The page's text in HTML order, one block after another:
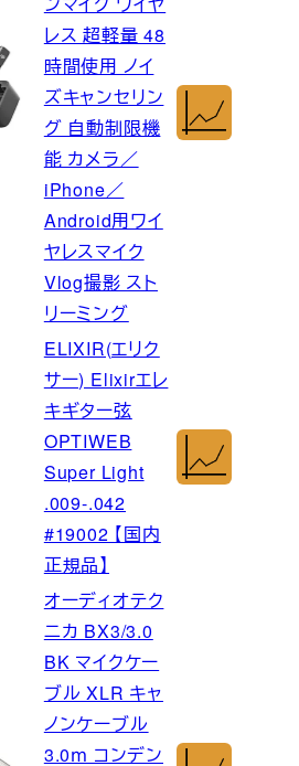
レス 超軽量 48
時間使用 ノイ
ズキャンセリン
グ 自動制限機
能 カメラ／
iPhone／
Android用ワイ
ヤレスマイク
Vlog撮影 スト
リーミング
ELIXIR(エリク
サー) Elixirエレ
キギター弦
OPTIWEB
Super Light
.009-.042
#19002 【国内
正規品】
オーディオテク
ニカ BX3/3.0
BK マイクケー
ブル XLR キャ
ノンケーブル
3.0ｍ コンデン